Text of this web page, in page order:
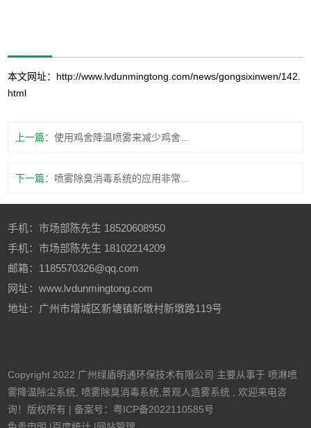
本文网址： http://www.lvdunmingtong.com/news/gongsixinwen/142.
html
上一篇：
下一篇：
手机：市场部陈先生 18520608950
手机：市场部陈先生 18102214209
邮箱：1185570326@qq.com
网址：www.lvdunmingtong.com
地址：广州市增城区新塘镇新墩村新墩路119号
Copyright 2022 广州绿盾明通环保技术有限公司 主要从事于 喷淋喷
雾降温除尘系统
喷雾除臭消毒系统 景观人造雾系统 , 欢迎来电咨
询！版权所有 | 备案号： 粤ICP备2022110585号